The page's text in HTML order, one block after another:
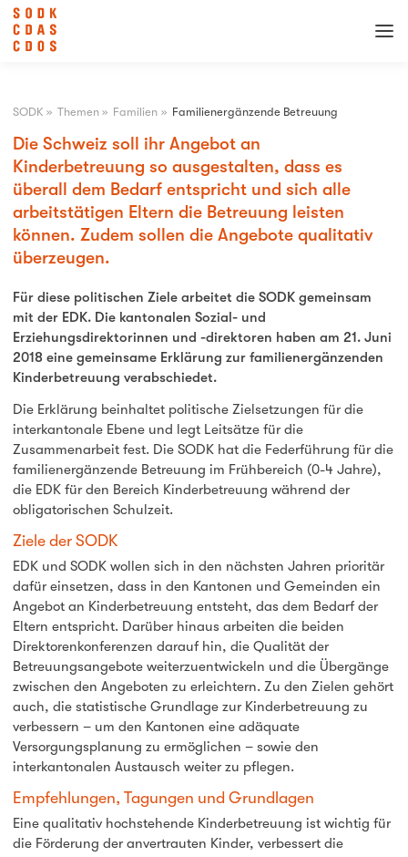
SODK » Themen » Familien » Familienergänzende Betreuung
Die Schweiz soll ihr Angebot an
Kinderbetreuung so ausgestalten, dass es
überall dem Bedarf entspricht und sich alle
arbeitstätigen Eltern die Betreuung leisten
können. Zudem sollen die Angebote qualitativ
überzeugen.
Für diese politischen Ziele arbeitet die SODK gemeinsam
mit der EDK. Die kantonalen Sozial- und
Erziehungsdirektorinnen und -direktoren haben am 21. Juni
2018 eine gemeinsame Erklärung zur familienergänzenden
Kinderbetreuung verabschiedet.
Die Erklärung beinhaltet politische Zielsetzungen für die
interkantonale Ebene und legt Leitsätze für die
Zusammenarbeit fest. Die SODK hat die Federführung für die
familienergänzende Betreuung im Frühbereich (0-4 Jahre),
die EDK für den Bereich Kinderbetreuung während der
obligatorischen Schulzeit.
Ziele der SODK
EDK und SODK wollen sich in den nächsten Jahren prioritär
dafür einsetzen, dass in den Kantonen und Gemeinden ein
Angebot an Kinderbetreuung entsteht, das dem Bedarf der
Eltern entspricht. Darüber hinaus arbeiten die beiden
Direktorenkonferenzen darauf hin, die Qualität der
Betreuungsangebote weiterzuentwickeln und die Übergänge
zwischen den Angeboten zu erleichtern. Zu den Zielen gehört
auch, die statistische Grundlage zur Kinderbetreuung zu
verbessern – um den Kantonen eine adäquate
Versorgungsplanung zu ermöglichen – sowie den
interkantonalen Austausch weiter zu pflegen.
Empfehlungen, Tagungen und Grundlagen
Eine qualitativ hochstehende Kinderbetreuung ist wichtig für
die Förderung der anvertrauten Kinder, verbessert die